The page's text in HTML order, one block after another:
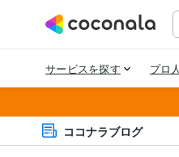
ココナラブログ